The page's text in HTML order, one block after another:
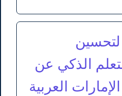
الذكي عن
العربية